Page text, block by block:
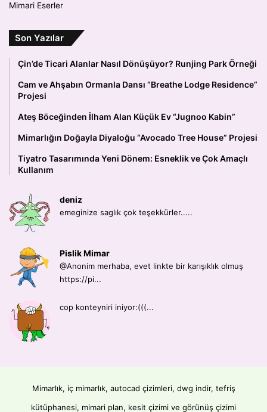
Mimari Eserler
Son Yazılar
Çin’de Ticari Alanlar Nasıl Dönüşüyor? Runjing Park Örneği
Cam ve Ahşabın Ormanla Dansı “Breathe Lodge Residence”
Projesi
Ateş Böceğinden İlham Alan Küçük Ev “Jugnoo Kabin”
Mimarlığın Doğayla Diyaloğu “Avocado Tree House” Projesi
Tiyatro Tasarımında Yeni Dönem: Esneklik ve Çok Amaçlı
Kullanım
deniz
emeginize saglık çok teşekkürler.....
Pislik Mimar
@Anonim merhaba, evet linkte bir karışıklık olmuş
https://pi...
cop konteyniri iniyor:(((...
Mimarlık, iç mimarlık, autocad çizimleri, dwg indir, tefriş
kütüphanesi, mimari plan, kesit çizimi ve görünüş çizimi